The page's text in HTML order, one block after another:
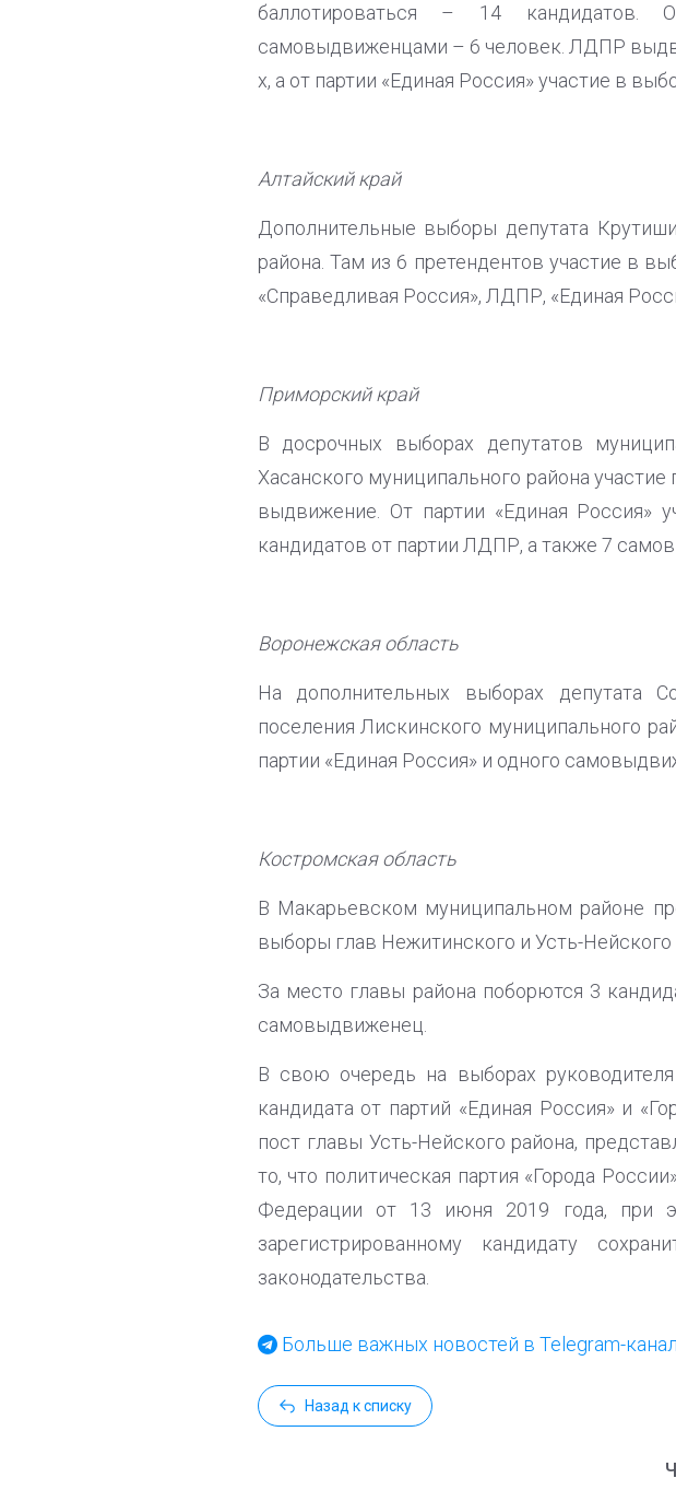
баллотироваться – 14 кандидатов.
самовыдвиженцами – 6 человек. ЛДПР
х, а от партии «Единая Россия» участие в
Алтайский край
Дополнительные выборы депутата
района. Там из 6 претендентов участие в
«Справедливая Россия», ЛДПР, «Единая
Приморский край
В досрочных выборах депутатов
Хасанского муниципального района
выдвижение. От партии «Единая Россия»
кандидатов от партии ЛДПР, а также 7
Воронежская область
На дополнительных выборах депутата
поселения Лискинского муниципального
партии «Единая Россия» и одного
Костромская область
В Макарьевском муниципальном районе
выборы глав Нежитинского и Усть-Нейского
За место главы района поборются 3
самовыдвиженец.
В свою очередь на выборах
кандидата от партий «Единая Россия» и
пост главы Усть-Нейского района,
то, что политическая партия «Города
Федерации от 13 июня 2019 года, при
зарегистрированному кандидату
законодательства.
Больше важных новостей в Telegram-
Назад к списку